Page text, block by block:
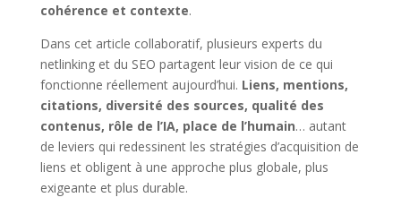
cohérence et contexte.
Dans cet article collaboratif, plusieurs experts du
netlinking et du SEO partagent leur vision de ce qui
fonctionne réellement aujourd’hui. Liens, mentions,
citations, diversité des sources, qualité des
contenus, rôle de l’IA, place de l’humain… autant
de leviers qui redessinent les stratégies d’acquisition de
liens et obligent à une approche plus globale, plus
exigeante et plus durable.